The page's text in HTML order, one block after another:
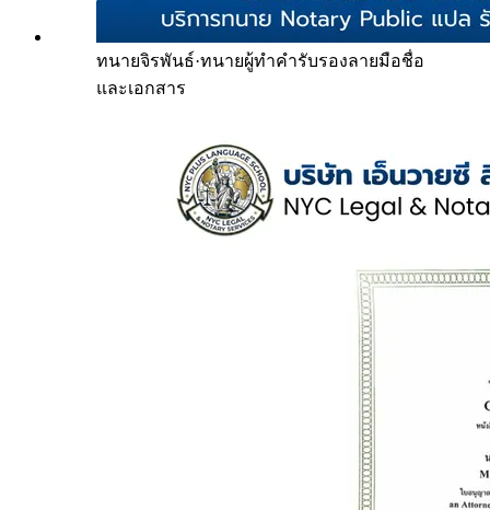
ทนายจิรพันธ์·ทนายผู้ทำคำรับรองลายมือชื่อ
และเอกสาร